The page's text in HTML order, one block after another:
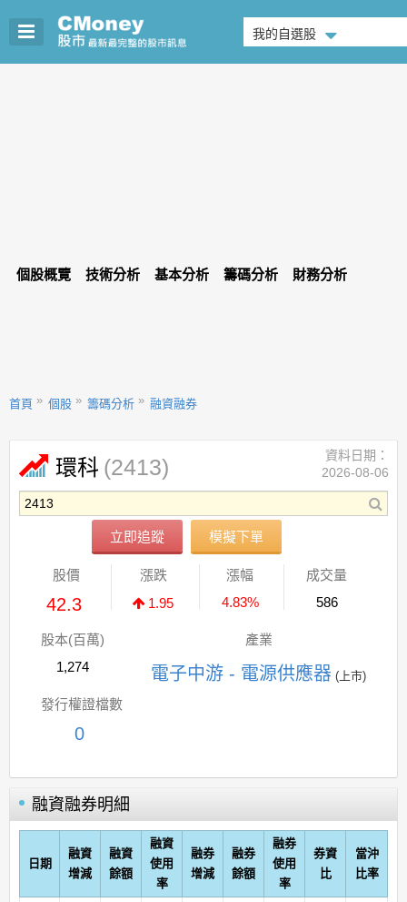
我的自選股
個股概覽 技術分析 基本分析 籌碼分析 財務分析
首頁 個股 籌碼分析 融資融券
環科 (2413)
立即追蹤 模擬下單
資料日期：
2026-08-06
股價
42.3
漲跌
1.95
漲幅
4.83%
成交量
586
股本(百萬)
1,274
產業
電子中游 - 電源供應器 (上市)
發行權證檔數
0
融資融券明細
日期
融資
增減
融資
餘額
融資
使用
率
融券
增減
融券
餘額
融券
使用
率
券資
比
當沖
比率